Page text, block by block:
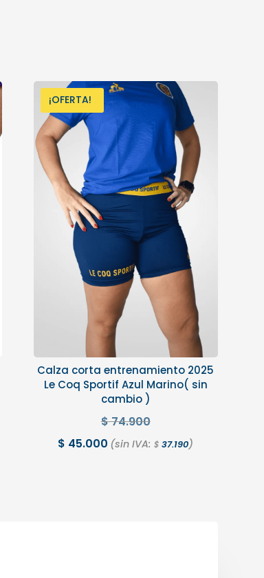
¡OFERTA!
Calza corta entrenamiento 2025
Le Coq Sportif Azul Marino( sin
cambio )
$74.900
$ 45.000 (sin IVA:$ 37.190)